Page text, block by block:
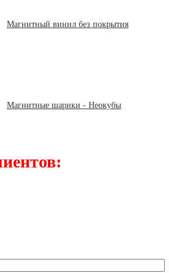
Магнитный винил без покрытия
Магнитные шарики - Неокубы